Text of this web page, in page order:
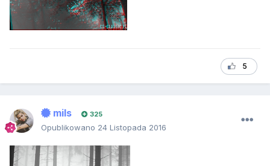
5
mils 325
Opublikowano 24 Listopada 2016